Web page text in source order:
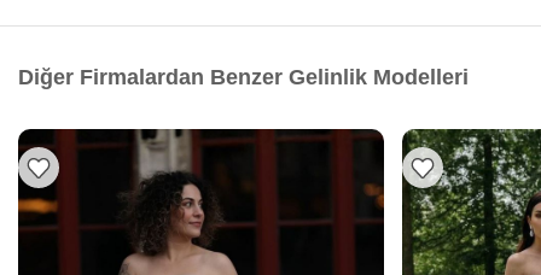
Diğer Firmalardan Benzer Gelinlik Modelleri